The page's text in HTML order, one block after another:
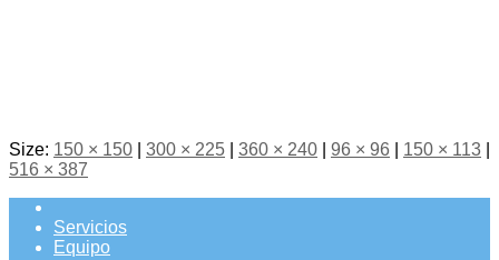
Size: 150 × 150 300 × 225 360 × 240 96 × 96 150 × 113
516 × 387
Servicios
Equipo